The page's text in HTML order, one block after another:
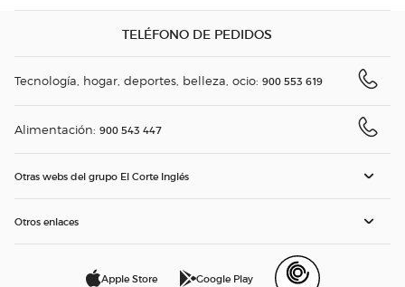
TELÉFONO DE PEDIDOS
Tecnología, hogar, deportes, belleza, ocio: 900 553 619
Alimentación: 900 543 447
Otras webs del grupo El Corte Inglés
Otros enlaces
Apple Store Google Play